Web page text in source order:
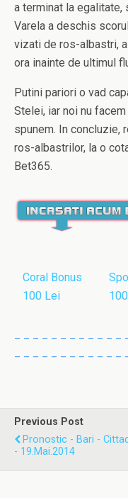
a terminat la egalitate,
Varela a deschis
vizati de ros-albastri,
ora inainte de ultimul
Putini pariori o vad
Stelei, iar noi nu
spunem. In concluzie,
ros-albastrilor, la o
Bet365.
Coral Bonus
100 Lei
Previous Post
Pronostic - Bari -
- 19.Mai.2014